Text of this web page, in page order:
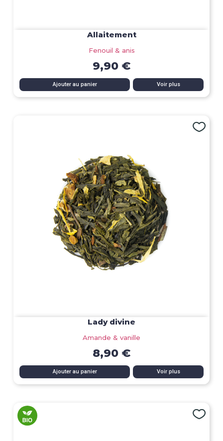
Allaitement
Fenouil & anis
9,90 €
Ajouter au panier Voir plus
Lady divine
Amande & vanille
8,90 €
Ajouter au panier Voir plus